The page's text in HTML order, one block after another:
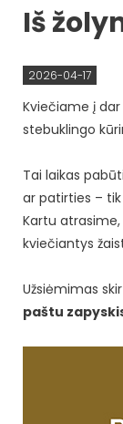
Iš
2026-04-17
Kviečiame į
stebuklingo
Tai laikas
ar patirties –
Kartu
kviečiantys
Užsiėmimas
paštu